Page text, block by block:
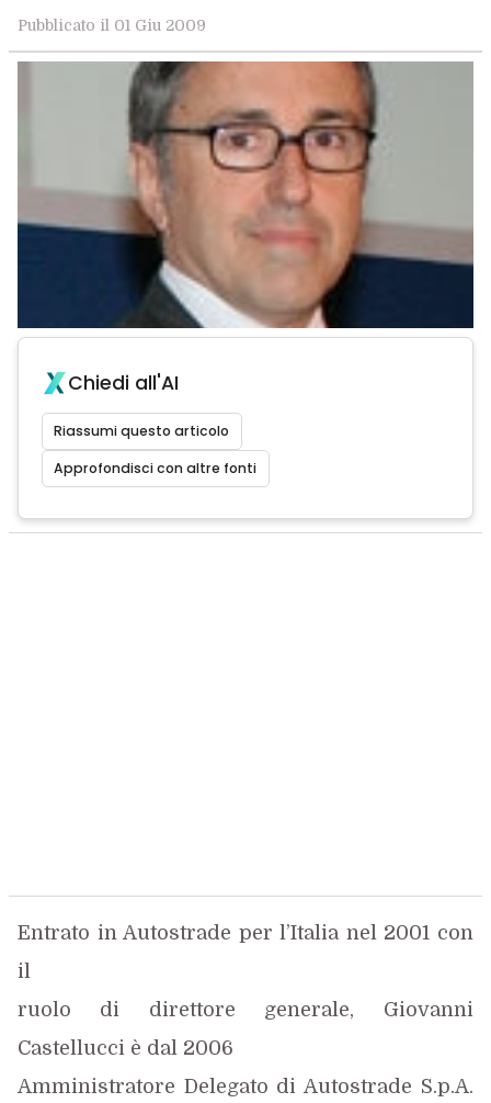
Pubblicato il 01 Giu 2009
Chiedi all'AI
Riassumi questo articolo
Approfondisci con altre fonti
Entrato in Autostrade per l’Italia nel 2001 con
il
ruolo di direttore generale, Giovanni
Castellucci è dal 2006
Amministratore Delegato di Autostrade S.p.A.